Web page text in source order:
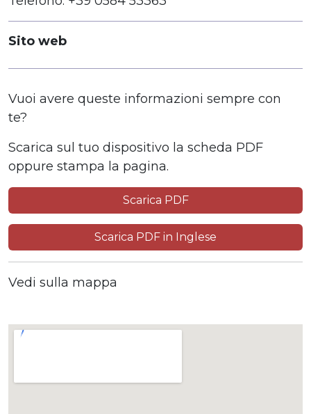
Sito web
Vuoi avere queste informazioni sempre con
te?
Scarica sul tuo dispositivo la scheda PDF
oppure stampa la pagina.
Scarica PDF
Scarica PDF in Inglese
Vedi sulla mappa